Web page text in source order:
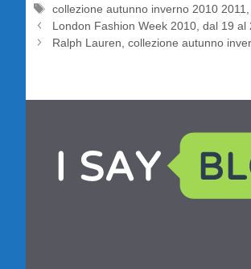
Tag
collezione autunno inverno 2010 2011
London Fashion Week 2010, dal 19 al
Ralph Lauren, collezione autunno